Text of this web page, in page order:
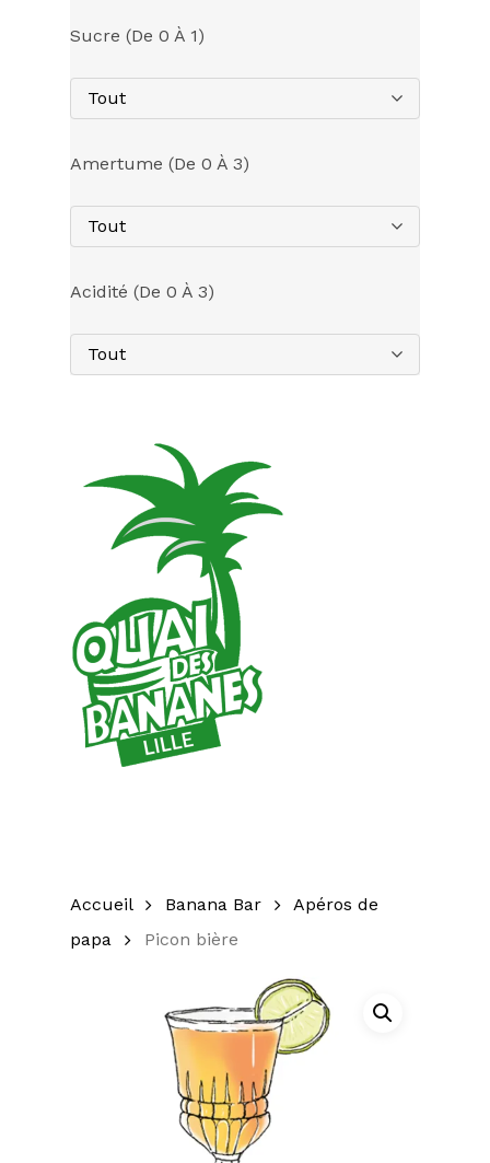
Sucre (de 0 À 1)
Tout
Amertume (de 0 À 3)
Tout
Acidité (de 0 À 3)
Tout
Accueil Banana Bar
Apéros de
papa
Picon bière